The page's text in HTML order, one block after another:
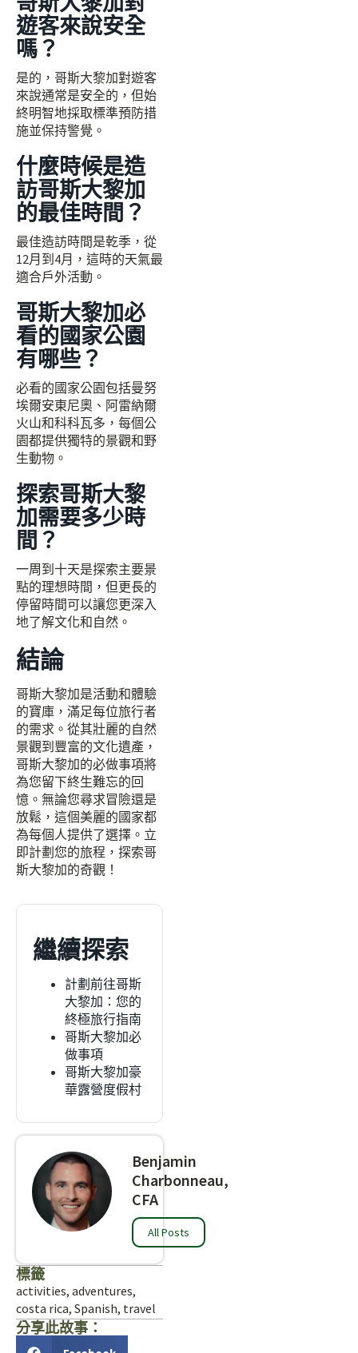
遊客來說安全
嗎？
是的，哥斯大黎加對遊客
來說通常是安全的，但始
終明智地採取標準預防措
施並保持警覺。
什麼時候是造
訪哥斯大黎加
的最佳時間？
最佳造訪時間是乾季，從
12月到4月，這時的天氣最
適合戶外活動。
哥斯大黎加必
看的國家公園
有哪些？
必看的國家公園包括曼努
埃爾安東尼奧、阿雷納爾
火山和科科瓦多，每個公
園都提供獨特的景觀和野
生動物。
探索哥斯大黎
加需要多少時
間？
一周到十天是探索主要景
點的理想時間，但更長的
停留時間可以讓您更深入
地了解文化和自然。
結論
哥斯大黎加是活動和體驗
的寶庫，滿足每位旅行者
的需求。從其壯麗的自然
景觀到豐富的文化遺產，
哥斯大黎加的必做事項將
為您留下終生難忘的回
憶。無論您尋求冒險還是
放鬆，這個美麗的國家都
為每個人提供了選擇。立
即計劃您的旅程，探索哥
斯大黎加的奇觀！
繼續探索
計劃前往哥斯
大黎加：您的
終極旅行指南
哥斯大黎加必
做事項
哥斯大黎加豪
華露營度假村
Benjamin
Charbonneau,
CFA
All Posts
標籤
activities, adventures,
costa rica, Spanish, travel
分享此故事：